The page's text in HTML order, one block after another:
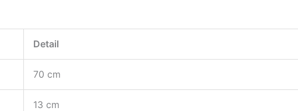
Detail
70 cm
13 cm